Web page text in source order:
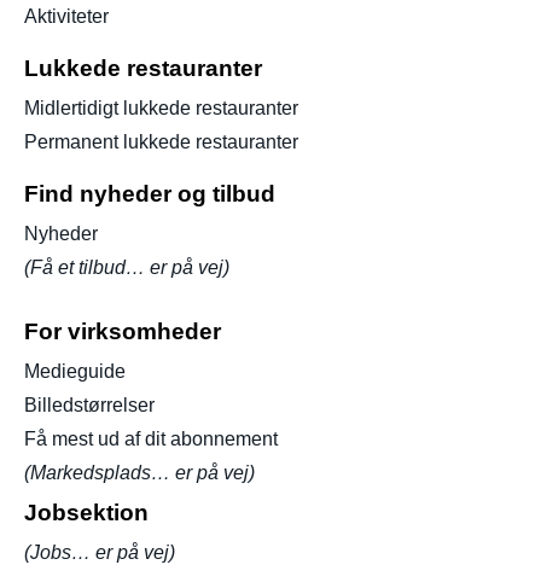
Aktiviteter
Lukkede restauranter
Midlertidigt lukkede restauranter
Permanent lukkede restauranter
Find nyheder og tilbud
Nyheder
(Få et tilbud… er på vej)
For virksomheder
Medieguide
Billedstørrelser
Få mest ud af dit abonnement
(Markedsplads… er på vej)
Jobsektion
(Jobs… er på vej)